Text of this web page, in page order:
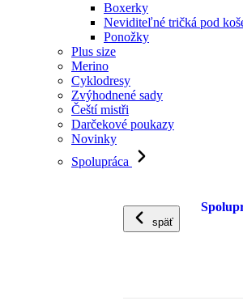
Boxerky
Neviditeľné tričká pod
Ponožky
Plus size
Merino
Cyklodresy
Zvýhodnené sady
Čeští mistři
Darčekové poukazy
Novinky
Spolupráca
späť